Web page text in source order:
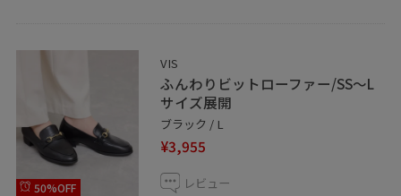
50%OFF
VIS
ふんわりビットローファー/SS〜L
サイズ展開
ブラック / L
¥3,955
レビュー